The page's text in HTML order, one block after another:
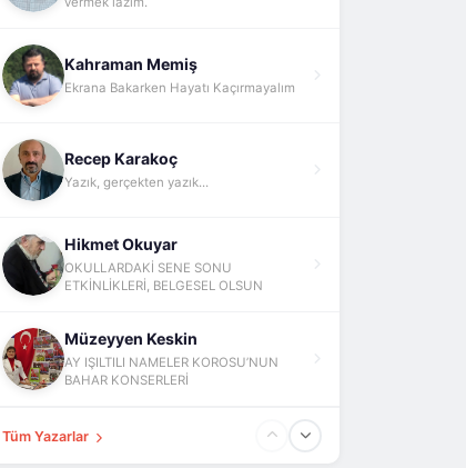
Kahraman Memiş
Ekrana Bakarken Hayatı Kaçırmayalım
Recep Karakoç
Yazık, gerçekten yazık...
Hikmet Okuyar
OKULLARDAKİ SENE SONU
ETKİNLİKLERİ, BELGESEL OLSUN
Müzeyyen Keskin
AY IŞILTILI NAMELER KOROSU’NUN
BAHAR KONSERLERİ
Fatih Yokuş
Tüm Yazarlar